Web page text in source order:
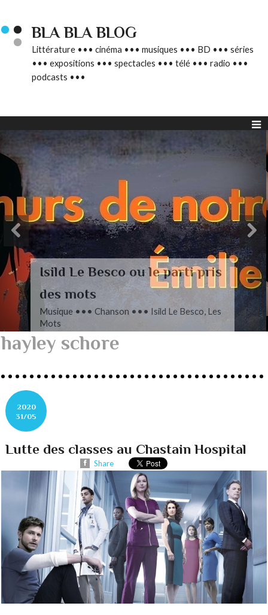
BLA BLA BLOG
Littérature ••• cinéma ••• musiques ••• BD ••• séries
••• expositions ••• spectacles ••• télé ••• radio •••
podcasts •••
L’autre Mendelssohn
Musique ••• Classique ••• Fanny
Mendelssohn, Das Jahr
hayley schore
2020
31/05
Lutte des classes au Chastain Hospital
Share